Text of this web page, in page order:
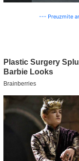
--- Preuzmite